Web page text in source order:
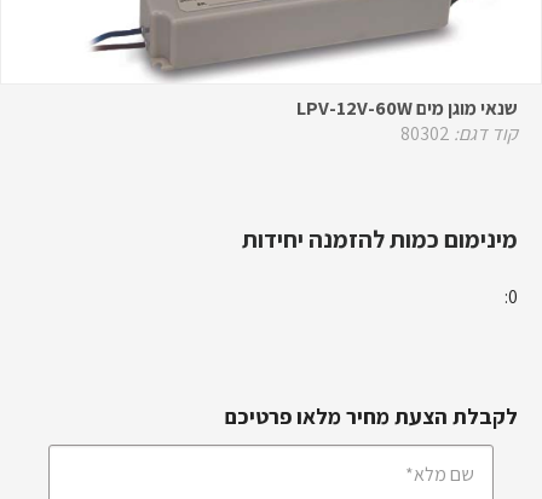
שנאי מוגן מים LPV-12V-60W
קוד דגם: 80302
מינימום כמות להזמנה יחידות
0:
לקבלת הצעת מחיר מלאו פרטיכם